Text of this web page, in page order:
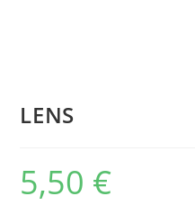
LENS
5,50 €